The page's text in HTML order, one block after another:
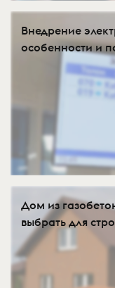
Внедрение
особенности и
Дом из
выбрать для